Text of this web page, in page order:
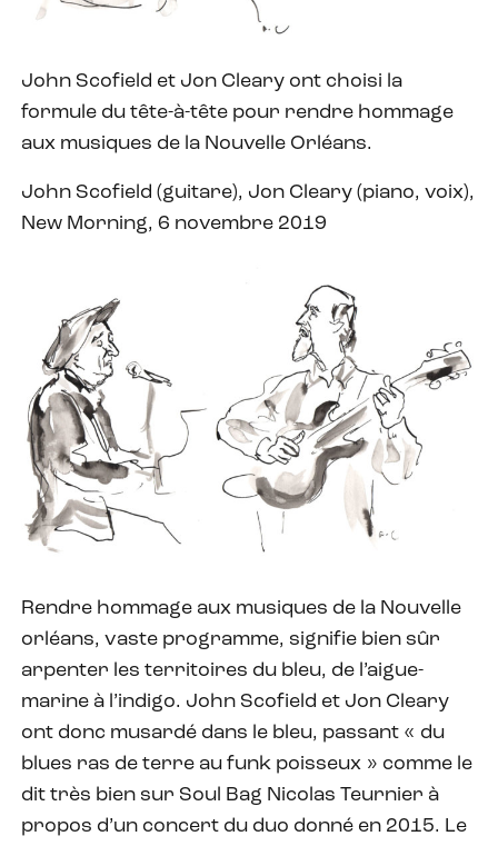
John Scofield et Jon Cleary ont choisi la
formule du tête-à-tête pour rendre hommage
aux musiques de la Nouvelle Orléans.
John Scofield (guitare), Jon Cleary (piano, voix),
New Morning, 6 novembre 2019
Rendre hommage aux musiques de la Nouvelle
orléans, vaste programme, signifie bien sûr
arpenter les territoires du bleu, de l’aigue-
marine à l’indigo. John Scofield et Jon Cleary
ont donc musardé dans le bleu, passant « du
blues ras de terre au funk poisseux » comme le
dit très bien sur Soul Bag Nicolas Teurnier à
propos d’un concert du duo donné en 2015. Le